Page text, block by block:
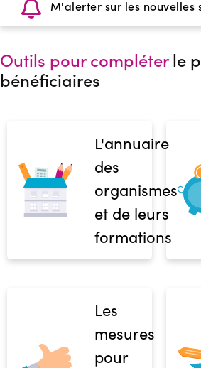
M'alerter sur les nouvelles
Outils pour compléterle
bénéficiaires
L'annuaire
des
organismes
et de leurs
formations
Les
mesures
pour